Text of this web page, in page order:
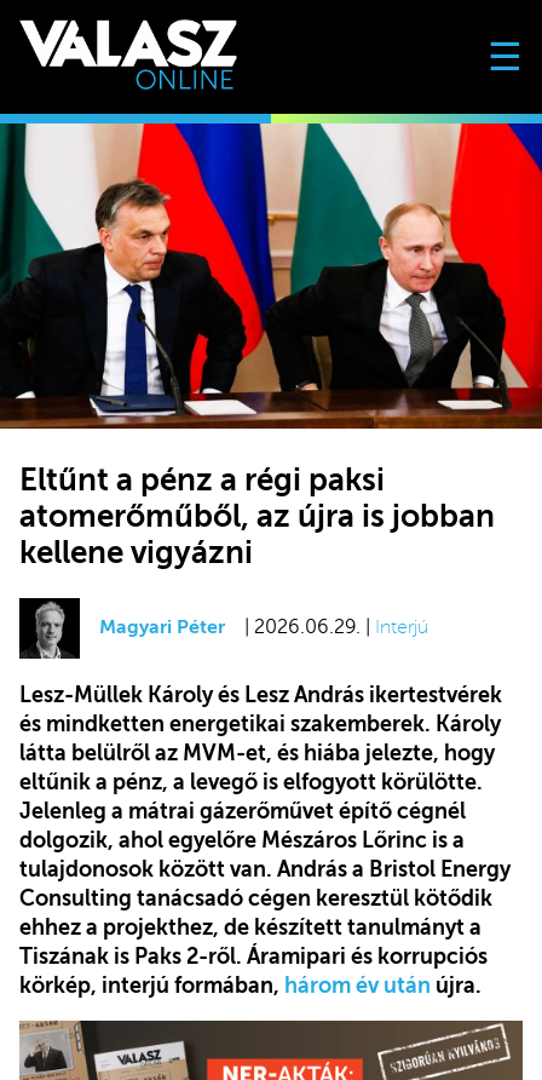
☰
Eltűnt a pénz a régi paksi
atomerőműből, az újra is jobban
kellene vigyázni
Magyari Péter | 2026.06.29. | Interjú
Lesz-Müllek Károly és Lesz András ikertestvérek
és mindketten energetikai szakemberek. Károly
látta belülről az MVM-et, és hiába jelezte, hogy
eltűnik a pénz, a levegő is elfogyott körülötte.
Jelenleg a mátrai gázerőművet építő cégnél
dolgozik, ahol egyelőre Mészáros Lőrinc is a
tulajdonosok között van. András a Bristol Energy
Consulting tanácsadó cégen keresztül kötődik
ehhez a projekthez, de készített tanulmányt a
Tiszának is Paks 2-ről. Áramipari és korrupciós
körkép, interjú formában, három év után újra.